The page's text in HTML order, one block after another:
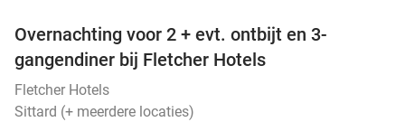
Overnachting voor 2 + evt. ontbijt en 3-
gangendiner bij Fletcher Hotels
Fletcher Hotels
Sittard (+ meerdere locaties)